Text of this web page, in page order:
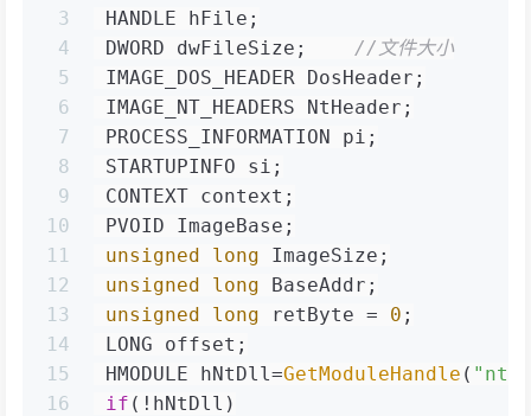
3
4
5
6
7
8
9
10
11
12
13
14
15
16
HANDLE hFile;
DWORD dwFileSize; //文件大小
IMAGE_DOS_HEADER DosHeader;
IMAGE_NT_HEADERS NtHeader;
PROCESS_INFORMATION pi;
STARTUPINFO si;
CONTEXT context;
PVOID ImageBase;
unsigned
long ImageSize;
unsigned
long BaseAddr;
unsigned
long retByte = 0 ;
LONG offset;
HMODULE hNtDll=GetModuleHandle (
if (!hNtDll)